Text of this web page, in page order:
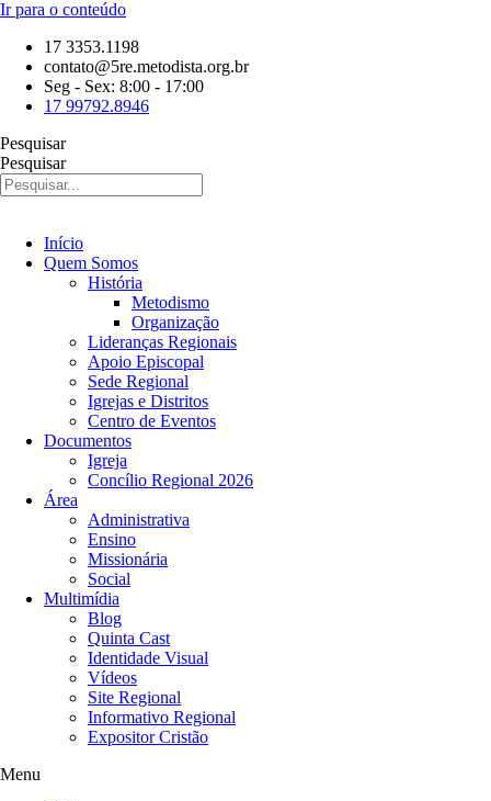
Ir para o conteúdo
17 3353.1198
contato@5re.metodista.org.br
Seg - Sex: 8:00 - 17:00
17 99792.8946
Pesquisar
Pesquisar
Início
Quem Somos
História
Metodismo
Organização
Lideranças Regionais
Apoio Episcopal
Sede Regional
Igrejas e Distritos
Centro de Eventos
Documentos
Igreja
Concílio Regional 2026
Área
Administrativa
Ensino
Missionária
Social
Multimídia
Blog
Quinta Cast
Identidade Visual
Vídeos
Site Regional
Informativo Regional
Expositor Cristão
Menu